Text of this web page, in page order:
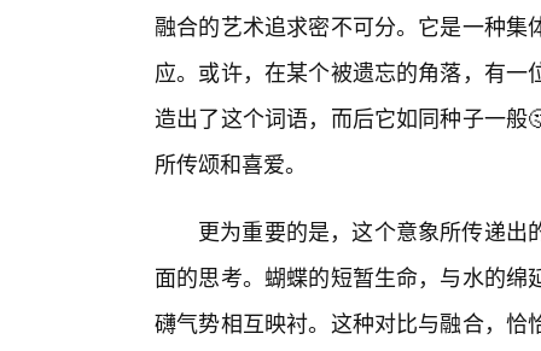
融合的艺术追求密不可分。它是一种
应。或许，在某个被遗忘的角落，有
造出了这个词语，而后它如同种子一
所传颂和喜爱。
更为重要的是，这个意象所传递
面的思考。蝴蝶的短暂生命，与水的
礴气势相互映衬。这种对比与融合，